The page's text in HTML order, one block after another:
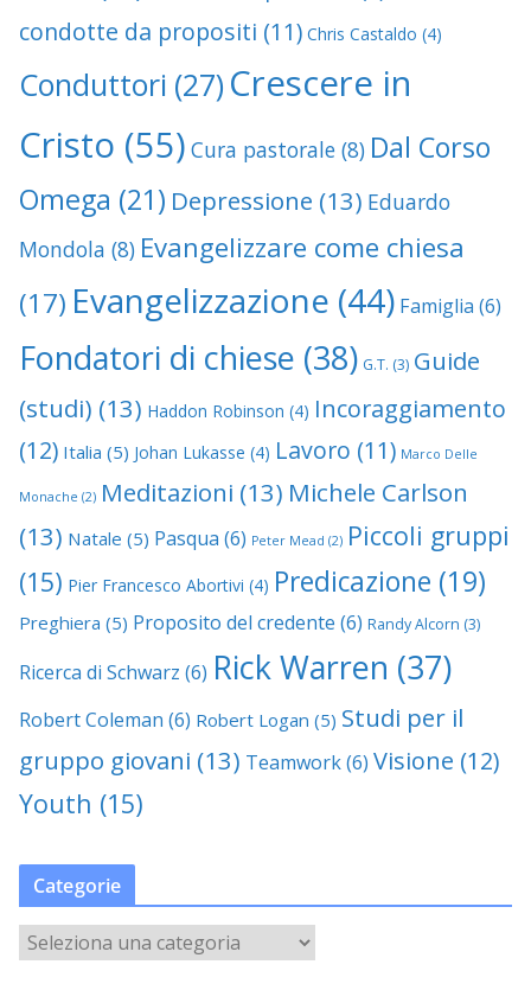
condotte da propositi (11) Chris Castaldo (4)
Conduttori (27) Crescere in
Cristo (55) Cura pastorale (8) Dal Corso
Omega (21) Depressione (13) Eduardo
Mondola (8) Evangelizzare come chiesa
(17) Evangelizzazione (44) Famiglia (6)
Fondatori di chiese (38) G.T. (3) Guide
(studi) (13) Haddon Robinson (4) Incoraggiamento
(12) Italia (5) Johan Lukasse (4) Lavoro (11) Marco Delle
Monache (2) Meditazioni (13) Michele Carlson
(13) Natale (5) Pasqua (6) Peter Mead (2) Piccoli gruppi
(15) Pier Francesco Abortivi (4) Predicazione (19)
Preghiera (5) Proposito del credente (6) Randy Alcorn (3)
Ricerca di Schwarz (6) Rick Warren (37)
Robert Coleman (6) Robert Logan (5) Studi per il
gruppo giovani (13) Teamwork(6) Visione (12)
Youth (15)
Categorie
a